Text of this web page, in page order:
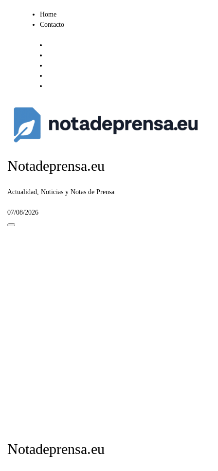
Home
Contacto
Notadeprensa.eu
Actualidad, Noticias y Notas de Prensa
07/08/2026
Notadeprensa.eu